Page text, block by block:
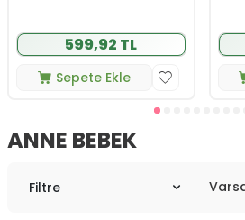
599,92 TL
Sepete Ekle
ANNE BEBEK
Filtre